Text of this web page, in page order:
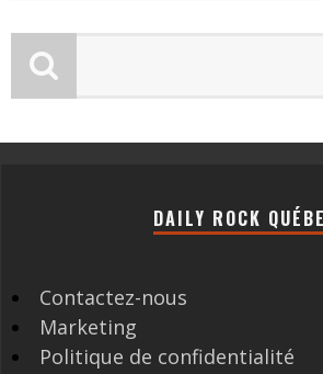
DAILY ROCK
Contactez-nous
Marketing
Politique de confidentialité